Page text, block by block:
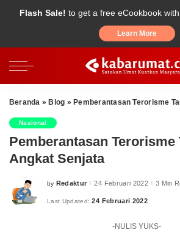
Flash Sale! to get a free eCookbook
Learn More
Beranda » Blog » Pemberantasan Terorisme
Nasional
Pemberantasan Terorisme
Angkat Senjata
Posted
by Redaktur 24 Februari 2022 3 Min
Last Updated: 24 Februari 2022
-NULIS YUKS-